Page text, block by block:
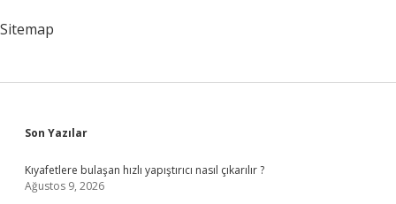
Sitemap
Sidebar
Son Yazılar
Kıyafetlere bulaşan hızlı yapıştırıcı nasıl çıkarılır ?
Ağustos 9, 2026